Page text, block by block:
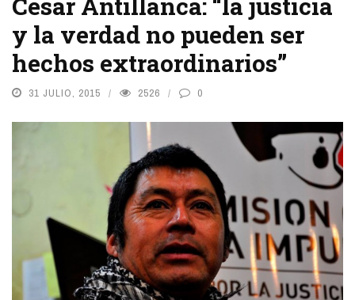
César Antillanca: “la justicia
y la verdad no pueden ser
hechos extraordinarios”
31 JULIO, 2015 2526 0